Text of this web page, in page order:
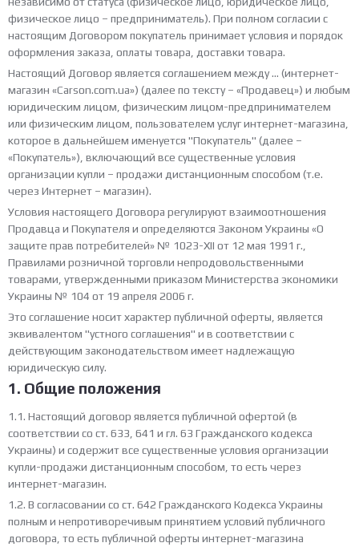
физическое лицо – предприниматель). При полном согласии с
настоящим Договором покупатель принимает условия и порядок
оформления заказа, оплаты товара, доставки товара.
Настоящий Договор является соглашением между ... (интернет-
магазин «Carson.com.ua») (далее по тексту – «Продавец») и любым
юридическим лицом, физическим лицом-предпринимателем
или физическим лицом, пользователем услуг интернет-магазина,
которое в дальнейшем именуется "Покупатель" (далее –
«Покупатель»), включающий все существенные условия
организации купли – продажи дистанционным способом (т.е.
через Интернет – магазин).
Условия настоящего Договора регулируют взаимоотношения
Продавца и Покупателя и определяются Законом Украины «О
защите прав потребителей» № 1023-XII от 12 мая 1991 г.,
Правилами розничной торговли непродовольственными
товарами, утвержденными приказом Министерства экономики
Украины № 104 от 19 апреля 2006 г.
Это соглашение носит характер публичной оферты, является
эквивалентом "устного соглашения" и в соответствии с
действующим законодательством имеет надлежащую
юридическую силу.
1. Общие положения
1.1. Настоящий договор является публичной офертой (в
соответствии со ст. 633, 641 и гл. 63 Гражданского кодекса
Украины) и содержит все существенные условия организации
купли-продажи дистанционным способом, то есть через
интернет-магазин.
1.2. В согласовании со ст. 642 Гражданского Кодекса Украины
полным и непротиворечивым принятием условий публичного
договора, то есть публичной оферты интернет-магазина